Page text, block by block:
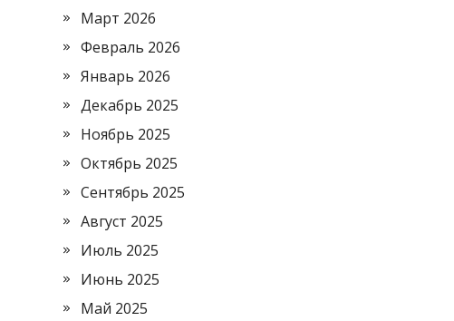
Март 2026
Февраль 2026
Январь 2026
Декабрь 2025
Ноябрь 2025
Октябрь 2025
Сентябрь 2025
Август 2025
Июль 2025
Июнь 2025
Май 2025